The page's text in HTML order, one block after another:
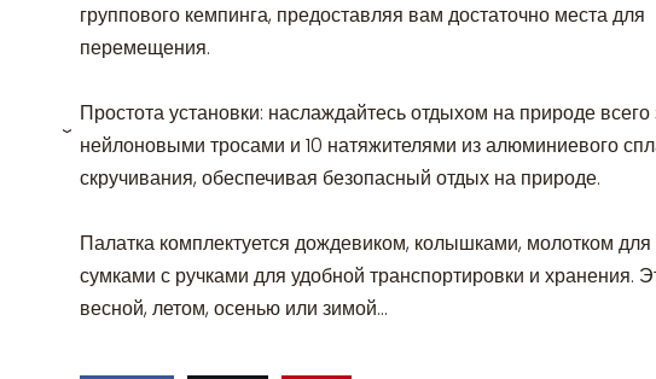
›
группового кемпинга, предоставляя вам достаточно места для
перемещения.
Простота установки: наслаждайтесь отдыхом на природе
нейлоновыми тросами и 10 натяжителями из алюминиевого
скручивания, обеспечивая безопасный отдых на природе.
Палатка комплектуется дождевиком, колышками, молотком
сумками с ручками для удобной транспортировки и
весной, летом, осенью или зимой...